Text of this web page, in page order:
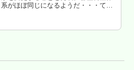
系がほぼ同じになるようだ・・・てこ